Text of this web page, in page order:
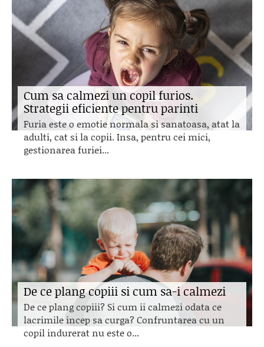
Cum sa calmezi un copil furios.
Strategii eficiente pentru parinti
Furia este o emotie normala si sanatoasa, atat la
adulti, cat si la copii. Insa, pentru cei mici,
gestionarea furiei...
De ce plang copiii si cum sa-i calmezi
De ce plang copiii? Si cum ii calmezi odata ce
lacrimile incep sa curga? Confruntarea cu un
copil indurerat nu este o...